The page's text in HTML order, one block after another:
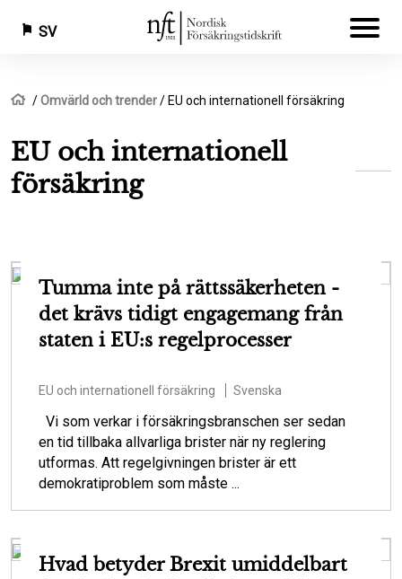
Hoppa
huvudinnehåll
SV
Länkstig
Hem
Omvärld och trender EU och internationell försäkring
EU och internationell
försäkring
Tumma inte på rättssäkerheten -
det krävs tidigt engagemang från
staten i EU:s regelprocesser
EU och internationell försäkring Svenska
Vi som verkar i försäkringsbranschen ser sedan
en tid tillbaka allvarliga brister när ny reglering
utformas. Att regelgivningen brister är ett
demokratiproblem som måste ...
Hvad betyder Brexit umiddelbart